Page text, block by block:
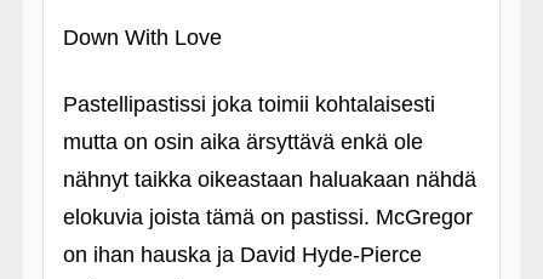
Down With Love
Pastellipastissi joka toimii kohtalaisesti
mutta on osin aika ärsyttävä enkä ole
nähnyt taikka oikeastaan haluakaan nähdä
elokuvia joista tämä on pastissi. McGregor
on ihan hauska ja David Hyde-Pierce